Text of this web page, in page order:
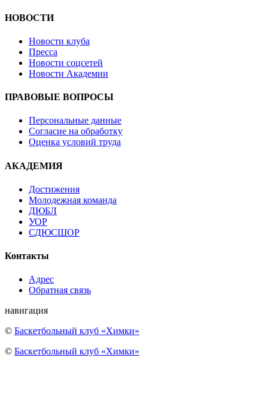
НОВОСТИ
Новости клуба
Пресса
Новости соцсетей
Новости Академии
ПРАВОВЫЕ ВОПРОСЫ
Персональные данные
Согласие на обработку
Оценка условий труда
АКАДЕМИЯ
Достижения
Молодежная команда
ДЮБЛ
УОР
СДЮСШОР
Контакты
Адрес
Обратная связь
навигация
© Баскетбольный клуб «Химки»
© Баскетбольный клуб «Химки»